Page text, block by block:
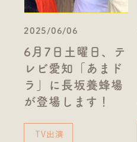
2025/06/06
6月7日土曜日、テ
レビ愛知「あまド
ラ」に長坂養蜂場
が登場します！
TV出演